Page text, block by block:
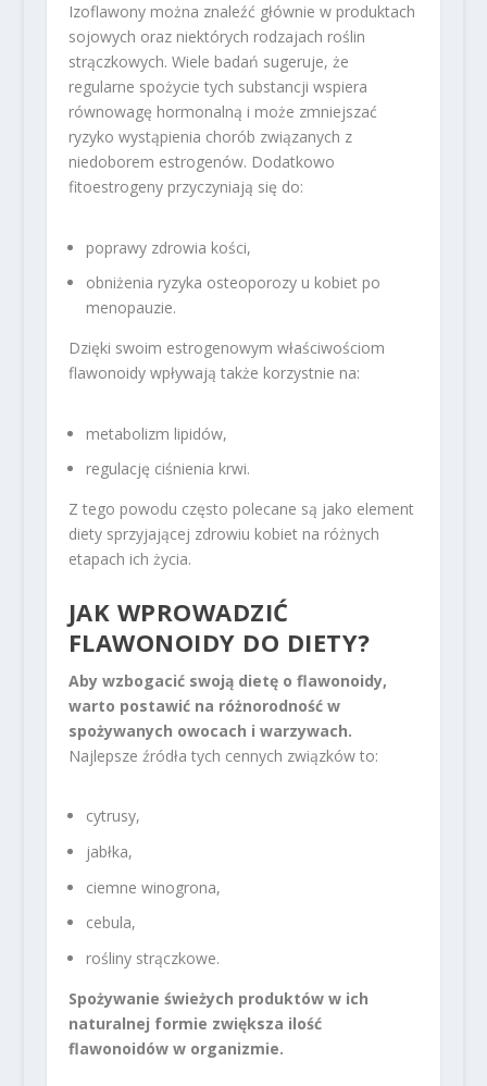
Izoflawony można znaleźć głównie w produktach
sojowych oraz niektórych rodzajach roślin
strączkowych. Wiele badań sugeruje, że
regularne spożycie tych substancji wspiera
równowagę hormonalną i może zmniejszać
ryzyko wystąpienia chorób związanych z
niedoborem estrogenów. Dodatkowo
fitoestrogeny przyczyniają się do:
poprawy zdrowia kości,
obniżenia ryzyka osteoporozy u kobiet po
menopauzie.
Dzięki swoim estrogenowym właściwościom
flawonoidy wpływają także korzystnie na:
metabolizm lipidów,
regulację ciśnienia krwi.
Z tego powodu często polecane są jako element
diety sprzyjającej zdrowiu kobiet na różnych
etapach ich życia.
JAK WPROWADZIĆ
FLAWONOIDY DO DIETY?
Aby wzbogacić swoją dietę o flawonoidy,
warto postawić na różnorodność w
spożywanych owocach i warzywach.
Najlepsze źródła tych cennych związków to:
cytrusy,
jabłka,
ciemne winogrona,
cebula,
rośliny strączkowe.
Spożywanie świeżych produktów w ich
naturalnej formie zwiększa ilość
flawonoidów w organizmie.